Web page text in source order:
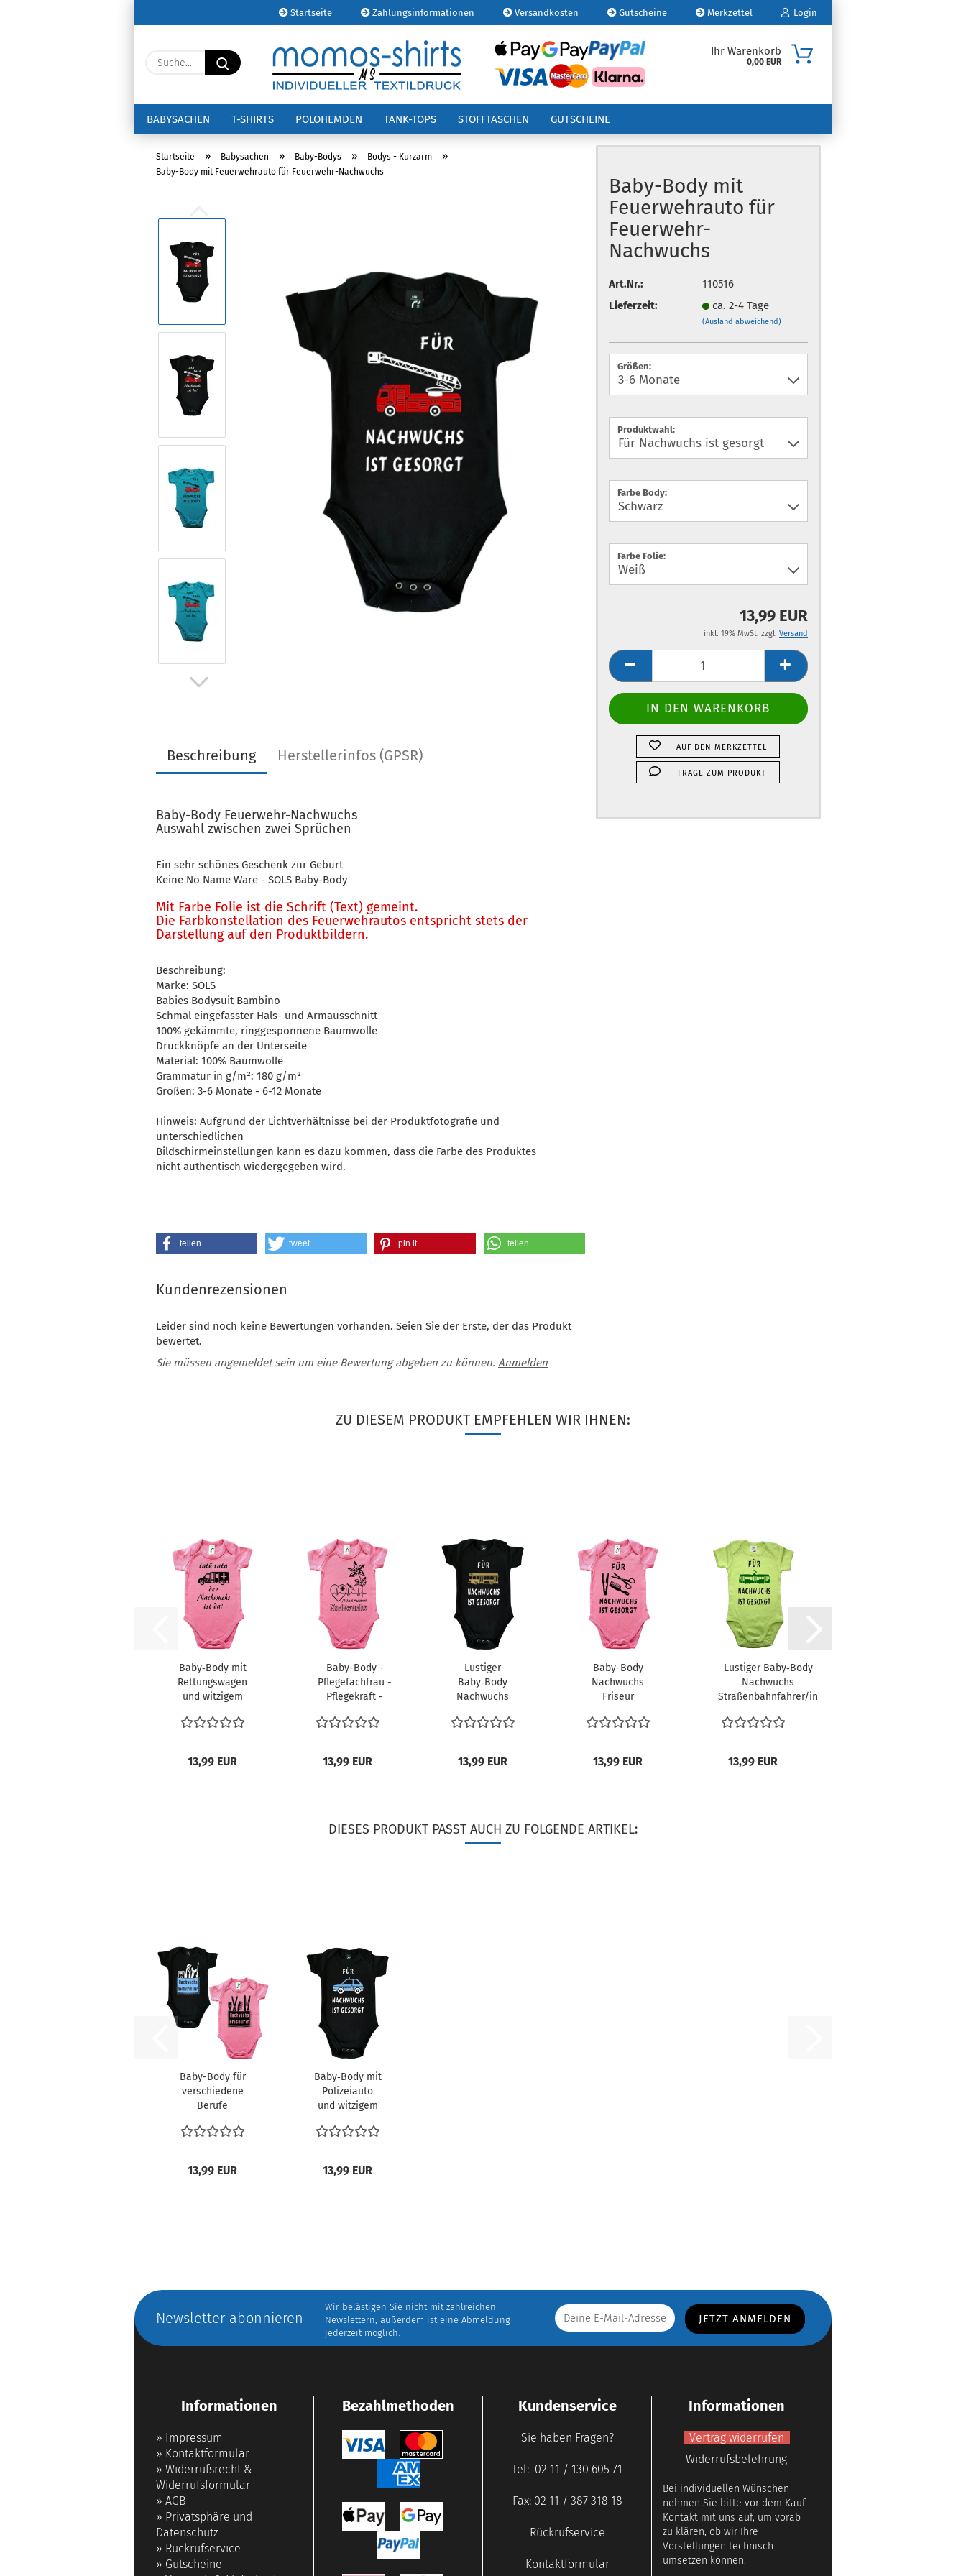
Startseite Zahlungsinformationen Versandkosten Gutscheine Merkzettel Login
E-Mail
Konto erstellen
Passwort vergessen?
Suche... Ihr Warenkorb
0,00 EUR
BABYSACHEN T-SHIRTS POLOHEMDEN TANK-TOPS STOFFTASCHEN GUTSCHEINE
Startseite » Babysachen » Baby-Bodys » Bodys - Kurzarm »
Baby-Body mit Feuerwehrauto für Feuerwehr-Nachwuchs
Baby-Body mit
Feuerwehrauto für
Feuerwehr-
Nachwuchs
Art.Nr.:
110516
Lieferzeit:
ca. 2-4 Tage
(Ausland abweichend)
Größen:
Produktwahl:
Farbe Body:
Farbe Folie:
13,99 EUR
inkl. 19% MwSt. zzgl. Versand
AUF DEN MERKZETTEL
FRAGE ZUM PRODUKT
Beschreibung Herstellerinfos (GPSR)
Baby-Body Feuerwehr-Nachwuchs
Auswahl zwischen zwei Sprüchen
Ein sehr schönes Geschenk zur Geburt
Keine No Name Ware - SOLS Baby-Body
Mit Farbe Folie ist die Schrift (Text) gemeint.
Die Farbkonstellation des Feuerwehrautos entspricht stets der
Darstellung auf den Produktbildern.
Beschreibung:
Marke: SOLS
Babies Bodysuit Bambino
Schmal eingefasster Hals- und Armausschnitt
100% gekämmte, ringgesponnene Baumwolle
Druckknöpfe an der Unterseite
Material: 100% Baumwolle
Grammatur in g/m²: 180 g/m²
Größen: 3-6 Monate - 6-12 Monate
Hinweis: Aufgrund der Lichtverhältnisse bei der Produktfotografie und
unterschiedlichen
Bildschirmeinstellungen kann es dazu kommen, dass die Farbe des Produktes
nicht authentisch wiedergegeben wird.
teilen tweet pin it teilen
Kundenrezensionen
Leider sind noch keine Bewertungen vorhanden. Seien Sie der Erste, der das Produkt
bewertet.
Sie müssen angemeldet sein um eine Bewertung abgeben zu können. Anmelden
ZU DIESEM PRODUKT EMPFEHLEN WIR IHNEN:
Baby‑Body mit
Rettungswagen
und witzigem
13,99 EUR
Baby-Body -
Pflegefachfrau -
Pflegekraft -
13,99 EUR
Lustiger
Baby‑Body
Nachwuchs
Farben frei
13,99 EUR
Baby-Body
Nachwuchs
Friseur
13,99 EUR
Lustiger Baby‑Body
Nachwuchs
Straßenbahnfahrer/in
13,99 EUR
DIESES PRODUKT PASST AUCH ZU FOLGENDE ARTIKEL:
Baby-Body für
verschiedene
Berufe
13,99 EUR
Baby‑Body mit
Polizeiauto
und witzigem
13,99 EUR
Newsletter abonnieren
Wir belästigen Sie nicht mit zahlreichen
Newslettern, außerdem ist eine Abmeldung
jederzeit möglich.
Informationen
» Impressum
» Kontaktformular
» Widerrufsrecht &
Widerrufsformular
» AGB
» Privatsphäre und
Datenschutz
» Rückrufservice
» Gutscheine
Bezahlmethoden Kundenservice
Sie haben Fragen?
Tel: 02 11 / 130 605 71
Fax: 02 11 / 387 318 18
Rückrufservice
Kontaktformular
Informationen
Vertrag widerrufen
Widerrufsbelehrung
Bei individuellen Wünschen
nehmen Sie bitte vor dem Kauf
Kontakt mit uns auf, um vorab
zu klären, ob wir Ihre
Vorstellungen technisch
umsetzen können.